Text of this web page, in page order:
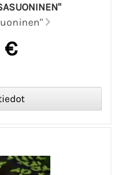
€